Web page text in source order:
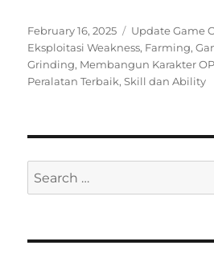
Posted
on
February 16, 2025 Categories
Update Game
Eksploitasi Weakness, Farming,
Grinding, Membangun Karakter OP
Peralatan Terbaik,Skill dan Ability
Search
for: